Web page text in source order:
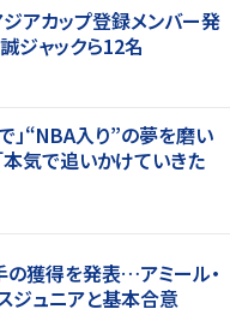
アカップ登録メンバー発
ジャックら12名
」“NBA入り”の夢を磨い
本気で追いかけていきた
の獲得を発表…アミール・
ジュニアと基本合意